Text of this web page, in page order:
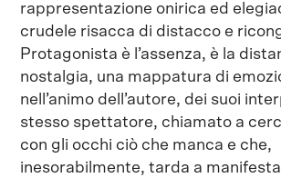
rappresentazione onirica ed
crudele risacca di distacco e
Protagonista è l’assenza, è la
nostalgia, una mappatura di
nell’animo dell’autore, dei suoi
stesso spettatore, chiamato a
con gli occhi ciò che manca e che,
inesorabilmente, tarda a